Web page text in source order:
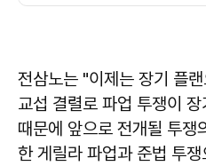
전삼노는 "이제는 장기 플
교섭 결렬로 파업 투쟁이 장
때문에 앞으로 전개될 투쟁
한 게릴라 파업과 준법 투